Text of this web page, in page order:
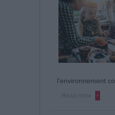
l'environnement